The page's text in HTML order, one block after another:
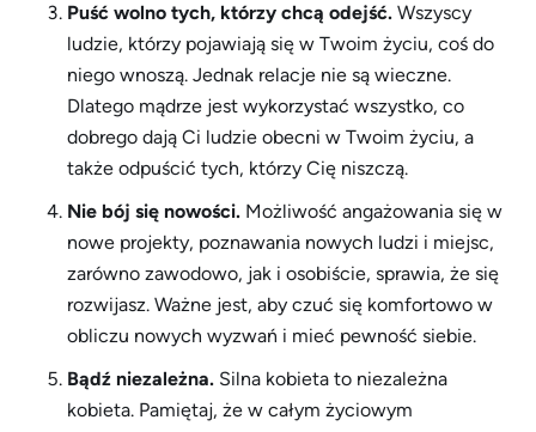
Puść wolno tych, którzy chcą odejść. Wszyscy
ludzie, którzy pojawiają się w Twoim życiu, coś do
niego wnoszą. Jednak relacje nie są wieczne.
Dlatego mądrze jest wykorzystać wszystko, co
dobrego dają Ci ludzie obecni w Twoim życiu, a
także odpuścić tych, którzy Cię niszczą.
Nie bój się nowości. Możliwość angażowania się w
nowe projekty, poznawania nowych ludzi i miejsc,
zarówno zawodowo, jak i osobiście, sprawia, że ​​się
rozwijasz. Ważne jest, aby czuć się komfortowo w
obliczu nowych wyzwań i mieć pewność siebie.
Bądź niezależna. Silna kobieta to niezależna
kobieta. Pamiętaj, że w całym życiowym